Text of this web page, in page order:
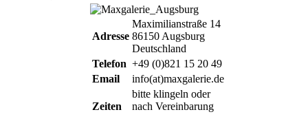
Adresse
Maximilianstraße 14
86150 Augsburg
Deutschland
Telefon +49 (0)821 15 20 49
Email
info(at)maxgalerie.de
Zeiten
bitte klingeln oder
nach Vereinbarung